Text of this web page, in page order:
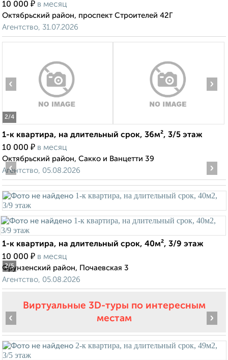
10 000 ₽ в месяц
Октябрьский район, проспект Строителей 42Г
Агентство, 31.07.2026
2/4
‹ ›
1-к квартира, на длительный срок, 36м², 3/5 этаж
10 000 ₽ в месяц
Октябрьский район, Сакко и Ванцетти 39
Агентство, 05.08.2026
2/5
‹ ›
1-к квартира, на длительный срок, 40м², 3/9 этаж
10 000 ₽ в месяц
Фрунзенский район, Почаевская 3
Агентство, 05.08.2026
Виртуальные 3D-туры по интересным
местам
‹ ›